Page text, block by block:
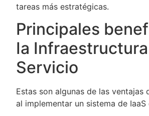
tareas más estratégicas.
Principales
Ia
Servicio
Estas son algunas de las ventajas
al implementar un sistema de IaaS